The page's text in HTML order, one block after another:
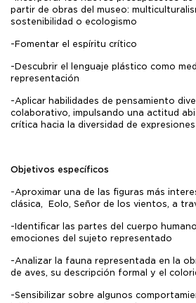
partir de obras del museo:
sostenibilidad o ecologismo
-Fomentar el espíritu crítico
-Descubrir el lenguaje plástico como
representación
-Aplicar habilidades de pensamiento
colaborativo, impulsando una actitud
crítica hacia la diversidad de
Objetivos específicos
-Aproximar una de las figuras más
clásica, Eolo, Señor de los vientos, a
-Identificar las partes del cuerpo
emociones del sujeto representado
-Analizar la fauna representada en la
de aves, su descripción formal y el
-Sensibilizar sobre algunos